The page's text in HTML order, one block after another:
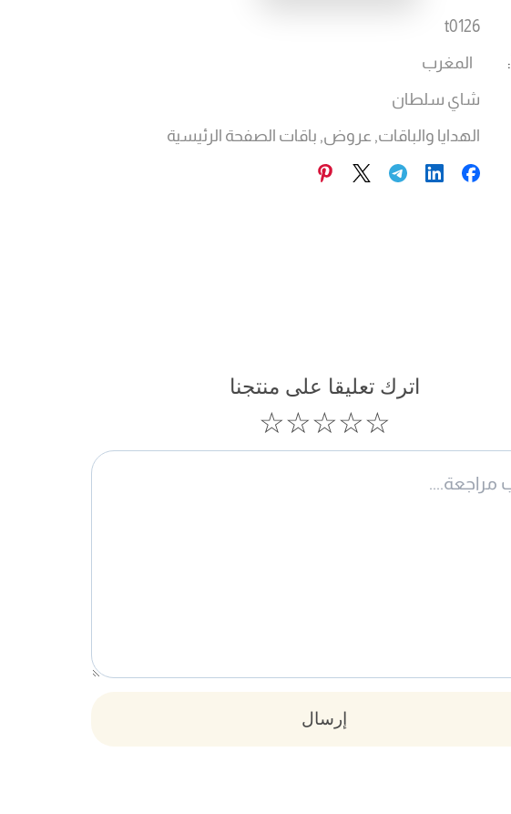
t0126
:
المغرب
شاي سلطان
الهدايا والباقات, عروض, باقات الصفحة الرئيسية
اترك تعليقا على منتجنا
☆
☆
☆
☆
☆
إرسال